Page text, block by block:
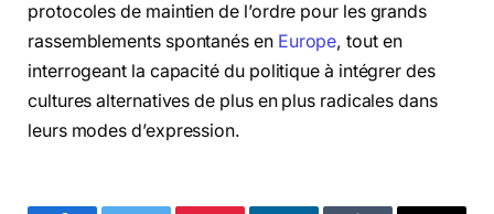
protocoles de maintien de l’ordre pour les grands
rassemblements spontanés en Europe, tout en
interrogeant la capacité du politique à intégrer des
cultures alternatives de plus en plus radicales dans
leurs modes d’expression.